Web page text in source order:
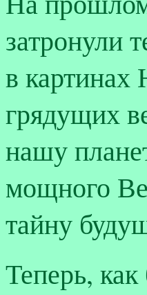
затронули
в
грядущих
нашу
мощного
тайну
Теперь,